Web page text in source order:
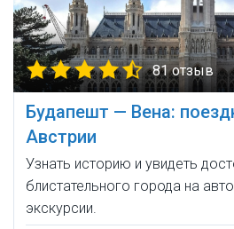
81 отзыв
Будапешт — Вена:
Австрии
Узнать историю и увидеть
блистательного города на
экскурсии.